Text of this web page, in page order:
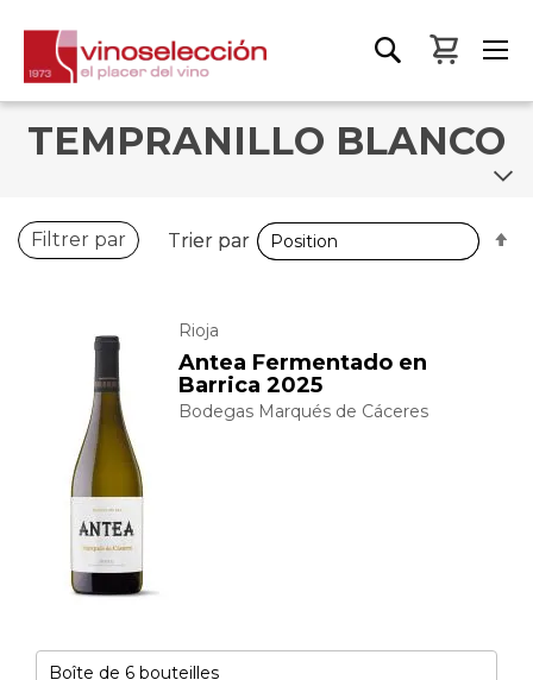
Mon
TEMPRANILLO BLANCO
Rioja
Antea Fermentado en
Barrica 2025
Bodegas Marqués de Cáceres
Filtrer par Trier par
Trier par